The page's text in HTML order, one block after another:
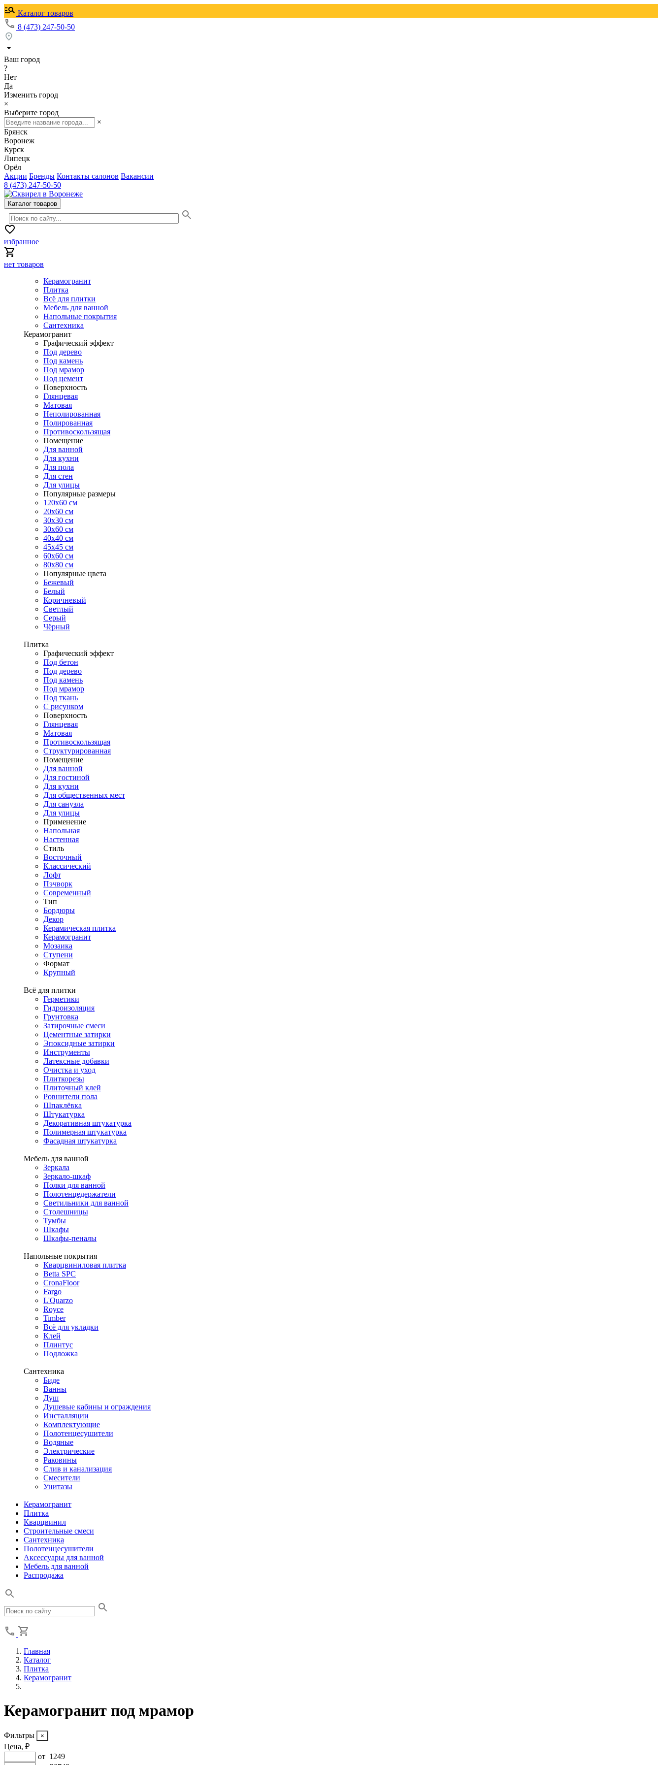
Каталог товаров
8 (473) 247-50-50
Ваш город
?
Нет
Да
Изменить город
×
Выберите город
×
Брянск
Воронеж
Курск
Липецк
Орёл
Акции Бренды Контакты салонов Вакансии
8 (473) 247-50-50
Каталог товаров
избранное
нет товаров
Керамогранит
Плитка
Всё для плитки
Мебель для ванной
Напольные покрытия
Сантехника
Керамогранит
Графический эффект
Под дерево
Под камень
Под мрамор
Под цемент
Поверхность
Глянцевая
Матовая
Неполированная
Полированная
Противоскользящая
Помещение
Для ванной
Для кухни
Для пола
Для стен
Для улицы
Популярные размеры
120x60 см
20x60 см
30x30 см
30x60 см
40x40 см
45x45 см
60x60 см
80x80 см
Популярные цвета
Бежевый
Белый
Коричневый
Светлый
Серый
Чёрный
Плитка
Графический эффект
Под бетон
Под дерево
Под камень
Под мрамор
Под ткань
С рисунком
Поверхность
Глянцевая
Матовая
Противоскользящая
Структурированная
Помещение
Для ванной
Для гостиной
Для кухни
Для общественных мест
Для санузла
Для улицы
Применение
Напольная
Настенная
Стиль
Восточный
Классический
Лофт
Пэчворк
Современный
Тип
Бордюры
Декор
Керамическая плитка
Керамогранит
Мозаика
Ступени
Формат
Крупный
Всё для плитки
Герметики
Гидроизоляция
Грунтовка
Затирочные смеси
Цементные затирки
Эпоксидные затирки
Инструменты
Латексные добавки
Очистка и уход
Плиткорезы
Плиточный клей
Ровнители пола
Шпаклёвка
Штукатурка
Декоративная штукатурка
Полимерная штукатурка
Фасадная штукатурка
Мебель для ванной
Зеркала
Зеркало-шкаф
Полки для ванной
Полотенцедержатели
Светильники для ванной
Столешницы
Тумбы
Шкафы
Шкафы-пеналы
Напольные покрытия
Кварцвиниловая плитка
Betta SPC
CronaFloor
Fargo
L'Quarzo
Royce
Timber
Всё для укладки
Клей
Плинтус
Подложка
Сантехника
Биде
Ванны
Душ
Душевые кабины и ограждения
Инсталляции
Комплектующие
Полотенцесушители
Водяные
Электрические
Раковины
Слив и канализация
Смесители
Унитазы
Керамогранит
Плитка
Кварцвинил
Строительные смеси
Сантехника
Полотенцесушители
Аксессуары для ванной
Мебель для ванной
Распродажа
Главная
Каталог
Плитка
Керамогранит
Керамогранит под мрамор
Фильтры
Цена, ₽
от 1249